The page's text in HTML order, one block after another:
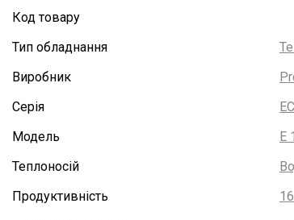
Код товару
Тип обладнання
Виробник
Серія
Модель
E
Теплоносій
Продуктивність